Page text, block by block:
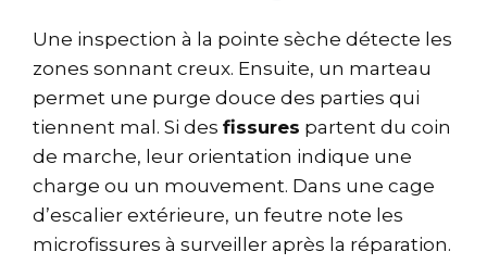
Une inspection à la pointe sèche détecte les
zones sonnant creux. Ensuite, un marteau
permet une purge douce des parties qui
tiennent mal. Si des fissures partent du coin
de marche, leur orientation indique une
charge ou un mouvement. Dans une cage
d’escalier extérieure, un feutre note les
microfissures à surveiller après la réparation.